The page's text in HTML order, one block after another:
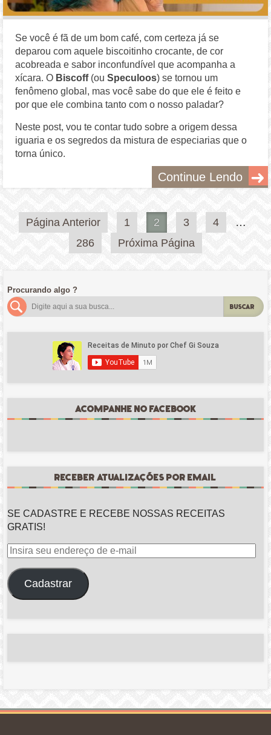
Se você é fã de um bom café, com certeza já se
deparou com aquele biscoitinho crocante, de cor
acobreada e sabor inconfundível que acompanha a
xícara. O Biscoff(ou Speculoos) se tornou um
fenômeno global, mas você sabe do que ele é feito e
por que ele combina tanto com o nosso paladar?
Neste post, vou te contar tudo sobre a origem dessa
iguaria e os segredos da mistura de especiarias que o
torna único.
Continue Lendo
Paginação
Página Anterior 1 2 3 4
…
286
Próxima Página
Procurando algo ?
BUSCAR
ACOMPANHE NO FACEBOOK
RECEBER ATUALIZAÇÕES POR EMAIL
SE CADASTRE E RECEBE NOSSAS RECEITAS
GRATIS!
Insira
endereço
de
Cadastrar